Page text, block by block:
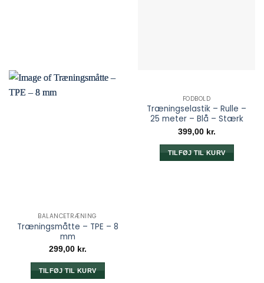
BALANCETRÆNING
Træningsmåtte – TPE – 8
mm
299,00 kr.
TILFØJ TIL KURV
FODBOLD
Træningselastik – Rulle –
25 meter – Blå – Stærk
399,00 kr.
TILFØJ TIL KURV